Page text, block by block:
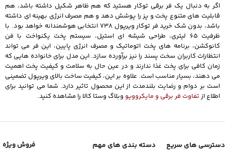
اگر به دنبال یک فر برقی توکار هستید که هم ظاهر شکیل داشته باشد، هم
قابلیت های متنوع پخت و پز را پوشش دهد و هم مصرف انرژی بهینه ای داشته
باشد، بدون شک خرید فر توکار ویرپول 738 انتخابی هوشمندانه خواهد بود. با
ظرفیت 65 لیتری، طراحی شیشه ای استیل، سیستم پخت یکنواخت با فن
کانوکشن، برنامه های پخت اتوماتیک و مصرف انرژی پایین، این فر می تواند
انتظارات کاربران سخت پسند را نیز برآورده سازد. این مدل برای خانواده هایی که
زمان کافی برای پخت غذا ندارند و در عین حال به سلامت و کیفیت پخت اهمیت
می دهند، بسیار مناسب است. علاوه بر این، کیفیت ساخت بالای ویرپول تضمینی
است بر دوام و رضایت بلندمدت از این محصول تاثیر دارد. شما می توانید برای
اطلاع از تفاوت فر برقی و مایکروویو وبلاگ وستا کالا را مشاهده کنید.
دسترسی های سریع دسته بندی های مهم
فروش ویژه